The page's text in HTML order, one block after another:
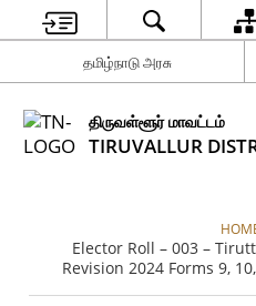
தமிழ்நாடு அரசு
திருவள்ளூர் மாவட்டம்
TIRUVALLUR
Elector Roll – 003 –
Revision 2024 Forms 9,